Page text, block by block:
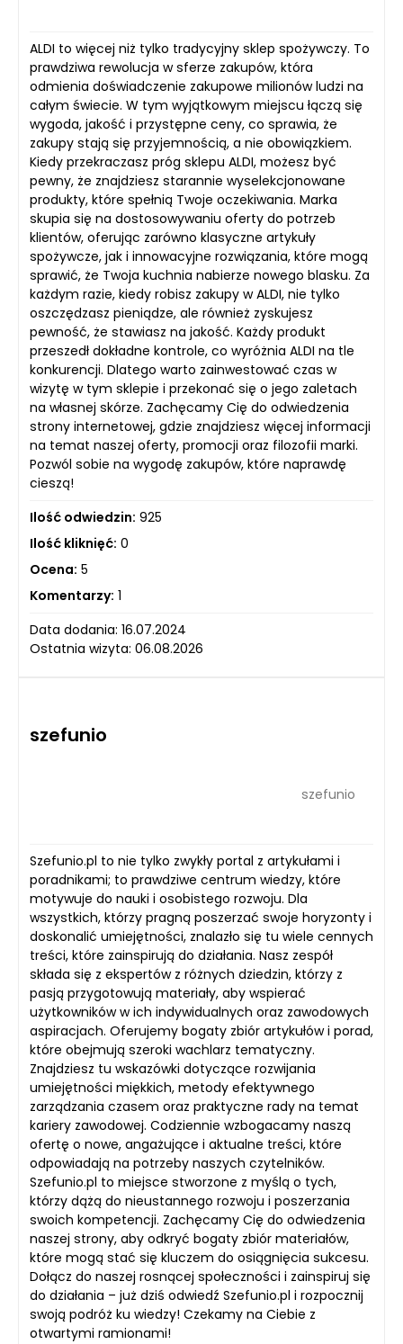
ALDI to więcej niż tylko tradycyjny sklep spożywczy. To
prawdziwa rewolucja w sferze zakupów, która
odmienia doświadczenie zakupowe milionów ludzi na
całym świecie. W tym wyjątkowym miejscu łączą się
wygoda, jakość i przystępne ceny, co sprawia, że
zakupy stają się przyjemnością, a nie obowiązkiem.
Kiedy przekraczasz próg sklepu ALDI, możesz być
pewny, że znajdziesz starannie wyselekcjonowane
produkty, które spełnią Twoje oczekiwania. Marka
skupia się na dostosowywaniu oferty do potrzeb
klientów, oferując zarówno klasyczne artykuły
spożywcze, jak i innowacyjne rozwiązania, które mogą
sprawić, że Twoja kuchnia nabierze nowego blasku. Za
każdym razie, kiedy robisz zakupy w ALDI, nie tylko
oszczędzasz pieniądze, ale również zyskujesz
pewność, że stawiasz na jakość. Każdy produkt
przeszedł dokładne kontrole, co wyróżnia ALDI na tle
konkurencji. Dlatego warto zainwestować czas w
wizytę w tym sklepie i przekonać się o jego zaletach
na własnej skórze. Zachęcamy Cię do odwiedzenia
strony internetowej, gdzie znajdziesz więcej informacji
na temat naszej oferty, promocji oraz filozofii marki.
Pozwól sobie na wygodę zakupów, które naprawdę
cieszą!
Ilość odwiedzin: 925
Ilość kliknięć: 0
Ocena: 5
Komentarzy: 1
Data dodania: 16.07.2024
Ostatnia wizyta: 06.08.2026
szefunio
szefunio
Szefunio.pl to nie tylko zwykły portal z artykułami i
poradnikami; to prawdziwe centrum wiedzy, które
motywuje do nauki i osobistego rozwoju. Dla
wszystkich, którzy pragną poszerzać swoje horyzonty i
doskonalić umiejętności, znalazło się tu wiele cennych
treści, które zainspirują do działania. Nasz zespół
składa się z ekspertów z różnych dziedzin, którzy z
pasją przygotowują materiały, aby wspierać
użytkowników w ich indywidualnych oraz zawodowych
aspiracjach. Oferujemy bogaty zbiór artykułów i porad,
które obejmują szeroki wachlarz tematyczny.
Znajdziesz tu wskazówki dotyczące rozwijania
umiejętności miękkich, metody efektywnego
zarządzania czasem oraz praktyczne rady na temat
kariery zawodowej. Codziennie wzbogacamy naszą
ofertę o nowe, angażujące i aktualne treści, które
odpowiadają na potrzeby naszych czytelników.
Szefunio.pl to miejsce stworzone z myślą o tych,
którzy dążą do nieustannego rozwoju i poszerzania
swoich kompetencji. Zachęcamy Cię do odwiedzenia
naszej strony, aby odkryć bogaty zbiór materiałów,
które mogą stać się kluczem do osiągnięcia sukcesu.
Dołącz do naszej rosnącej społeczności i zainspiruj się
do działania – już dziś odwiedź Szefunio.pl i rozpocznij
swoją podróż ku wiedzy! Czekamy na Ciebie z
otwartymi ramionami!